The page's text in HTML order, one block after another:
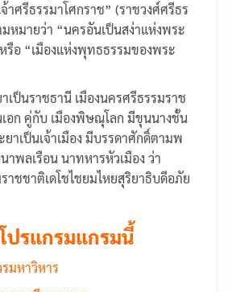
าศรีธรรมาโศกราช” (ราชวงศ์ศรีธร
หมายว่า “นครอันเป็นสง่าแห่งพระ
รือ “เมืองแห่งพุทธธรรมของพระ
เป็นราชธานี เมืองนครศรีธรรมราช
อก คู่กับ เมืองพิษณุโลก มีขุนนางชั้น
าเป็นเจ้าเมือง มีบรรดาศักดิ์ตามพ
าพลเรือน นาทหารหัวเมือง ว่า
าชชาติเดโชไชยมไหยสุริยาธิบดีอภัย
ปรแกรมแกรมนี้
มหาวิหาร